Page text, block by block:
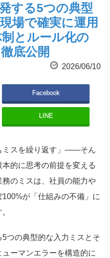
する5つの典型
場で確実に運用
とルール化の
底公開
2026/06/10
Facebook
LINE
ミスを繰り返す」――そん
的に思考の前提を変える
のミスは、社員の能力や
が「仕組みの不備」に
つの典型的な入力ミスとそ
ーマンエラーを構造的に